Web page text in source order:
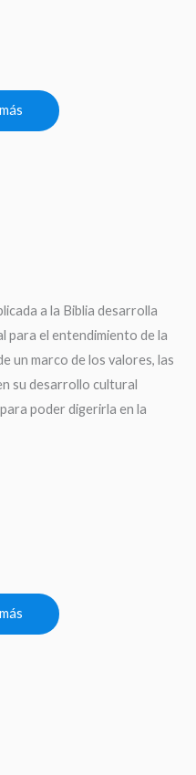
a la Biblia desarrolla
para el entendimiento de la
un marco de los valores, las
su desarrollo cultural
poder digerirla en la